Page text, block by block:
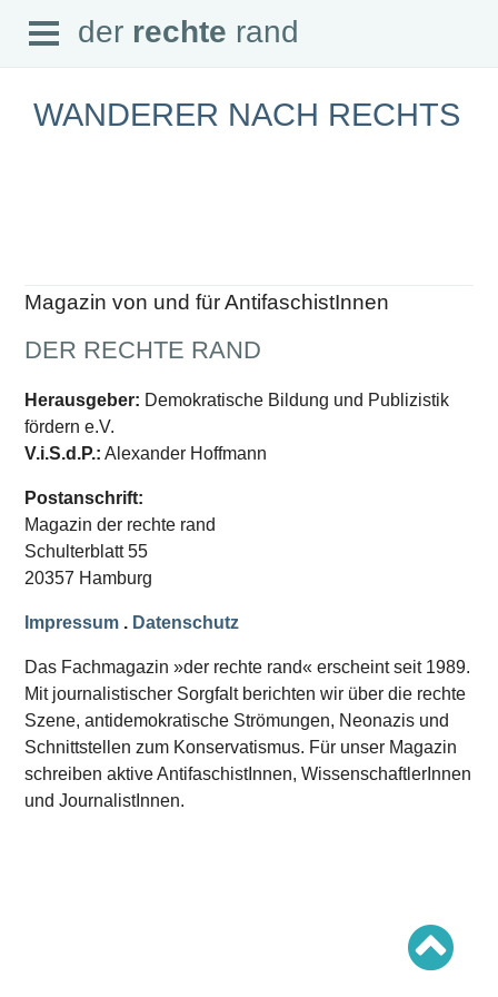
der rechte rand
Magazin
Abonnement
Datenschutz
SCHWERPUNKTE
Schwerpunkte Übersicht
Schwerpunkt AFD-Verbot
Schwerpunkt zur USA und Faschist Trump
Schwerpunkt »Identitäre Bewegung«
Schwerpunkt »Reichsbürger«
Ausgaben Übersicht
Ausgabe 221
Ausgabe 220
Ausgabe 219
Ausgabe 217
Ausgabe 216
Open
Menu
der rechte rand
WANDERER NACH RECHTS
Magazin von und für AntifaschistInnen
DER RECHTE RAND
Herausgeber: Demokratische Bildung und Publizistik
fördern e.V.
V.i.S.d.P.: Alexander Hoffmann
Postanschrift:
Magazin der rechte rand
Schulterblatt 55
20357 Hamburg
Impressum . Datenschutz
Das Fachmagazin »der rechte rand« erscheint seit 1989.
Mit journalistischer Sorgfalt berichten wir über die rechte
Szene, antidemokratische Strömungen, Neonazis und
Schnittstellen zum Konservatismus. Für unser Magazin
schreiben aktive AntifaschistInnen, WissenschaftlerInnen
und JournalistInnen.